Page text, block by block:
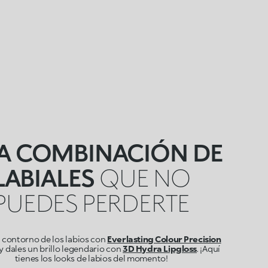
COMBINACIÓN DE
QUE NO
PERDERTE
contorno de los labios con Everlasting Colour Precision
dales un brillo legendario con3D Hydra Lipgloss. ¡Aquí
tienes los looks de labios del momento!